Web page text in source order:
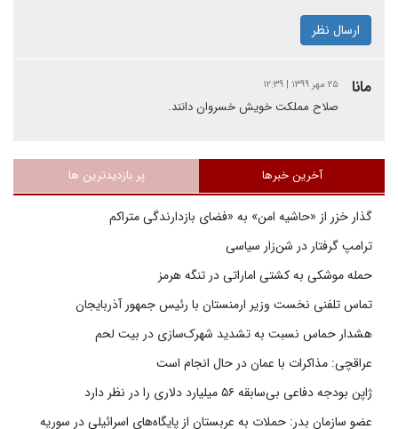
ارسال نظر
مانا ۲۵ مهر ۱۳۹۹ | ۱۲:۳۹
صلاح مملکت خویش خسروان دانند.
آخرین خبرها پر بازدیدترین ها
گذار خزر از «حاشیه امن» به «فضای بازدارندگی متراکم
ترامپ گرفتار در شن‌زار سیاسی
حمله موشکی به کشتی اماراتی در تنگه هرمز
تماس تلفنی نخست وزیر ارمنستان با رئیس جمهور آذربایجان
هشدار حماس نسبت به تشدید شهرک‌سازی در بیت‌ لحم
عراقچی: مذاکرات با عمان در حال انجام است
ژاپن بودجه دفاعی بی‌سابقه ۵۶ میلیارد دلاری را در نظر دارد
عضو سازمان بدر: حملات به عربستان از پایگاه‌های اسرائیلی در سوریه